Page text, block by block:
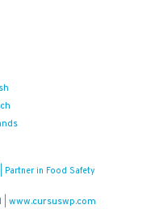
in Food Safety
www.cursuswp.com